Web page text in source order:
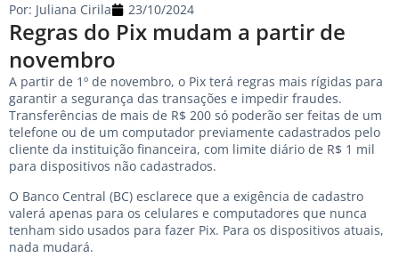
Regras do Pix mudam a partir de
novembro
Por: Juliana Cirila 23/10/2024
A partir de 1º de novembro, o Pix terá regras mais rígidas para
garantir a segurança das transações e impedir fraudes.
Transferências de mais de R$ 200 só poderão ser feitas de um
telefone ou de um computador previamente cadastrados pelo
cliente da instituição financeira, com limite diário de R$ 1 mil
para dispositivos não cadastrados.
O Banco Central (BC) esclarece que a exigência de cadastro
valerá apenas para os celulares e computadores que nunca
tenham sido usados para fazer Pix. Para os dispositivos atuais,
nada mudará.